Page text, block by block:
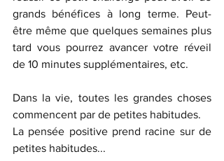
grands bénéfices à long terme. Peut-
être même que quelques semaines plus
tard vous pourrez avancer votre réveil
de 10 minutes supplémentaires, etc.
Dans la vie, toutes les grandes choses
commencent par de petites habitudes.
La pensée positive prend racine sur de
petites habitudes...